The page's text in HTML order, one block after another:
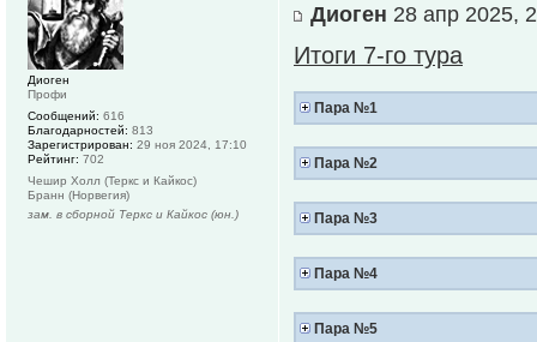
Диоген 28 апр 2025,
Итоги 7-го тура
Пара №1
Пара №2
Пара №3
Пара №4
Пара №5
Диоген
Профи
Сообщений: 616
Благодарностей: 813
Зарегистрирован: 29 ноя 2024, 17:10
Рейтинг: 702
Чешир Холл (Теркс и Кайкос)
Бранн (Норвегия)
зам. в сборной Теркс и Кайкос (юн.)